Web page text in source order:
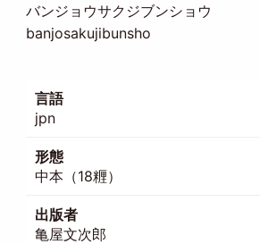
バンジョウサクジブンショウ
banjosakujibunsho
言語
jpn
形態
中本（18糎）
出版者
亀屋文次郎